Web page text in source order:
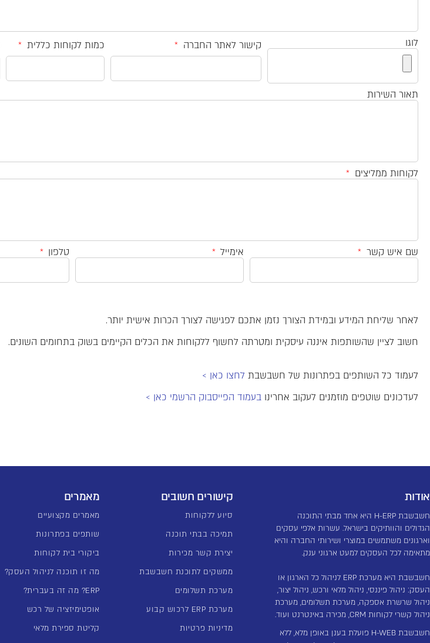
לוגו קישור לאתר החברה כמות לקוחות כללית
תאור השירות
לקוחות ממליצים
שם איש קשר אימייל טלפון
לאחר שליחת המידע ובמידת הצורך נזמן אתכם לפגישה לצורך הכרות אישית יותר.
חשוב לציין שהשותפות איננה עיסקית ומטרתה לחשוף ללקוחות את הכלים הקיימים בשוק בתחומים השונים.
לעמוד כל השותפים בפתרונות של חשבשבת לחצו כאן >
לעדכונים שוטפים מוזמנים לעקוב אחרינו בעמוד הפייסבוק הרשמי כאן >
אודות
חשבשבת H-ERP היא אחד מבתי התוכנה
הגדולים והוותיקים בישראל. עשרות אלפי עסקים
וארגונים משתמשים במוצרי ושירותי החברה והיא
מתאימה לכל העסקים למעט ארגוני ענק.
חשבשבת היא מערכת ERP לניהול כל הארגון או
העסק: ניהול פיננסי, ניהול מלאי ורכש, ניהול יצור,
ניהול שרשרת אספקה, מערכת תשלומים, מערכת
ניהול קשרי לקוחות CRM, מכירה באינטרנט ועוד.
חשבשבת H-WEB פועלת בענן באופן מלא, ללא
קישורים חשובים
סיוע ללקוחות
תמיכה בבתי תוכנה
יצירת קשר מכירות
ממשקים לתוכנת חשבשבת
מערכת תשלומים
מערכת ERP לרכוש קבוע
מדיניות פרטיות
מאמרים
מאמרים מקצועיים
שותפים בפתרונות
ביקורי בית לקוחות
מה זו תוכנה לניהול העסק?
ERP? מה זה בעברית?
אופטימיזציה של רכש
קליטת ספירת מלאי